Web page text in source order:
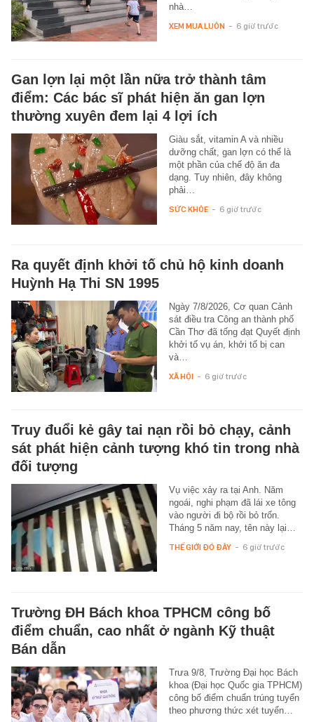
nhà…
XEM MUA LUÔN - 6 giờ trước
Gan lợn lại một lần nữa trở thành tâm
điểm: Các bác sĩ phát hiện ăn gan lợn
thường xuyên đem lại 4 lợi ích
Giàu sắt, vitamin A và nhiều
dưỡng chất, gan lợn có thể là
một phần của chế độ ăn đa
dạng. Tuy nhiên, đây không
phải…
SỨC KHỎE - 6 giờ trước
Ra quyết định khởi tố chủ hộ kinh doanh
Huỳnh Hạ Thi SN 1995
Ngày 7/8/2026, Cơ quan Cảnh
sát điều tra Công an thành phố
Cần Thơ đã tống đạt Quyết định
khởi tố vụ án, khởi tố bị can
và…
XÃ HỘI - 6 giờ trước
Truy đuổi kẻ gây tai nạn rồi bỏ chạy, cảnh
sát phát hiện cảnh tượng khó tin trong nhà
đối tượng
Vụ việc xảy ra tại Anh. Năm
ngoái, nghi phạm đã lái xe tông
vào người đi bộ rồi bỏ trốn.
Tháng 5 năm nay, tên này lại…
THẾ GIỚI ĐÓ ĐÂY - 6 giờ trước
Trường ĐH Bách khoa TPHCM công bố
điểm chuẩn, cao nhất ở ngành Kỹ thuật
Bán dẫn
Trưa 9/8, Trường Đại học Bách
khoa (Đại học Quốc gia TPHCM)
công bố điểm chuẩn trúng tuyển
theo phương thức xét tuyển…